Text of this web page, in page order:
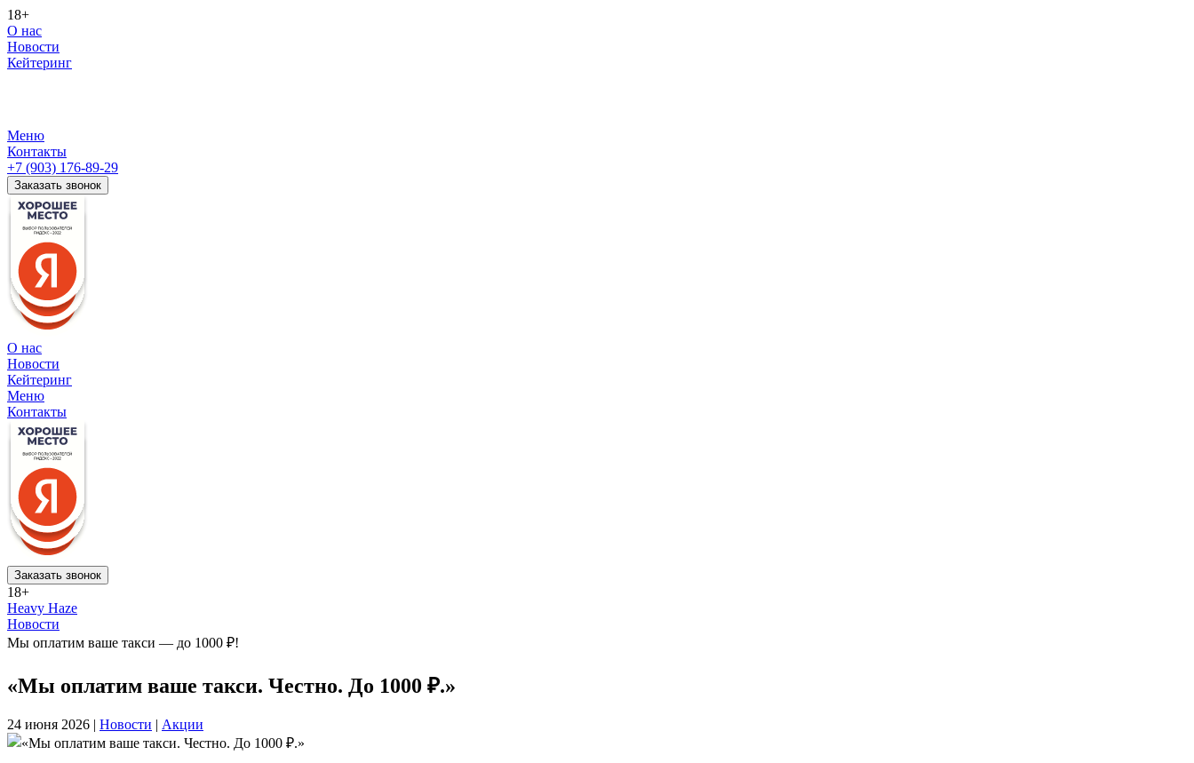
18+
О нас
Новости
Кейтеринг
Меню
Контакты
+7 (903) 176-89-29
Заказать звонок
О нас
Новости
Кейтеринг
Меню
Контакты
Заказать звонок
18+
Heavy Haze
Новости
Мы оплатим ваше такси — до 1000 ₽!
«Мы оплатим ваше такси. Честно. До 1000 ₽.»
24 июня 2026 | Новости | Акции